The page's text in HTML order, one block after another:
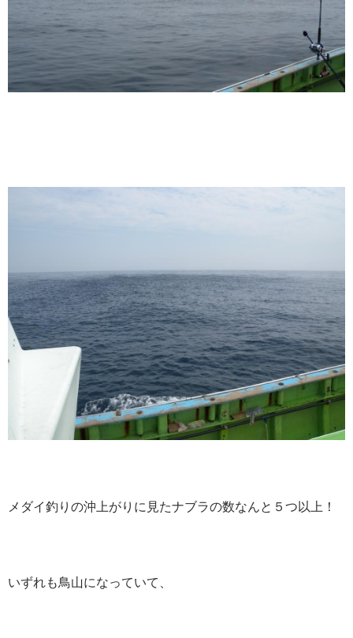
メダイ釣りの沖上がりに見たナブラの数なんと５つ以上！
いずれも鳥山になっていて、